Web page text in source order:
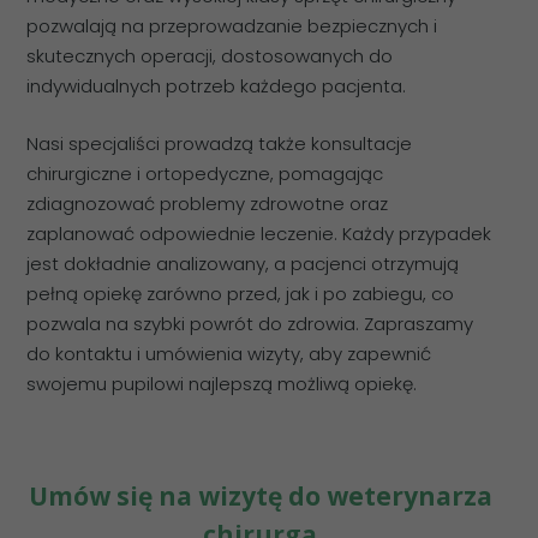
pozwalają na przeprowadzanie bezpiecznych i
skutecznych operacji, dostosowanych do
indywidualnych potrzeb każdego pacjenta.
Nasi specjaliści prowadzą także konsultacje
chirurgiczne i ortopedyczne, pomagając
zdiagnozować problemy zdrowotne oraz
zaplanować odpowiednie leczenie. Każdy przypadek
jest dokładnie analizowany, a pacjenci otrzymują
pełną opiekę zarówno przed, jak i po zabiegu, co
pozwala na szybki powrót do zdrowia. Zapraszamy
do kontaktu i umówienia wizyty, aby zapewnić
swojemu pupilowi najlepszą możliwą opiekę.
Umów się na wizytę do weterynarza